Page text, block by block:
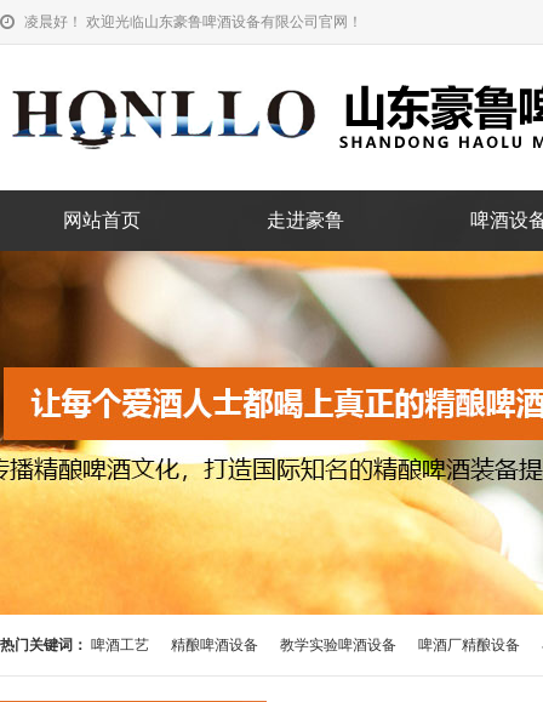
凌晨好！ 欢迎光临山东豪鲁啤酒设备有限公司官网！
网站首页 走进豪鲁 啤酒设
热门关键词： 啤酒工艺 精酿啤酒设备 教学实验啤酒设备 啤酒厂精酿设备